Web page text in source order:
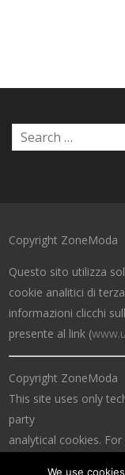
Copyright ZoneModa
Questo sito utilizza
cookie analitici di
informazioni clicchi
presente al link (
Copyright ZoneModa
This site uses only
party
analytical cookies.
We use